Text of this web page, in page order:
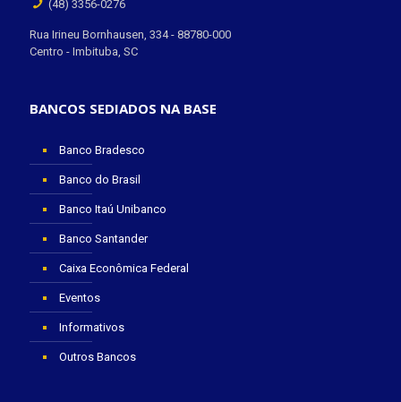
(48) 3356-0276
Rua Irineu Bornhausen, 334 - 88780-000
Centro - Imbituba, SC
BANCOS SEDIADOS NA BASE
Banco Bradesco
Banco do Brasil
Banco Itaú Unibanco
Banco Santander
Caixa Econômica Federal
Eventos
Informativos
Outros Bancos